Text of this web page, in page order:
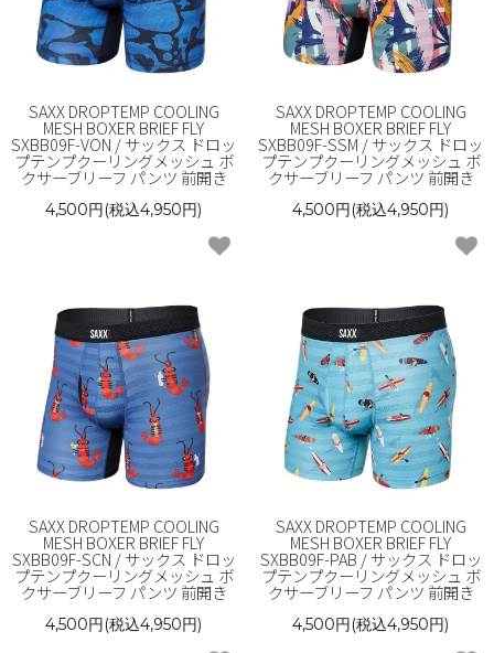
SAXX DROPTEMP COOLING
MESH BOXER BRIEF FLY
SXBB09F-VON / サックス ドロッ
プテンプクーリングメッシュ ボ
クサーブリーフ パンツ 前開き
4,500円(税込4,950円)
SAXX DROPTEMP COOLING
MESH BOXER BRIEF FLY
SXBB09F-SSM / サックス ドロッ
プテンプクーリングメッシュ ボ
クサーブリーフ パンツ 前開き
4,500円(税込4,950円)
SAXX DROPTEMP COOLING
MESH BOXER BRIEF FLY
SXBB09F-SCN / サックス ドロッ
プテンプクーリングメッシュ ボ
クサーブリーフ パンツ 前開き
4,500円(税込4,950円)
SAXX DROPTEMP COOLING
MESH BOXER BRIEF FLY
SXBB09F-PAB / サックス ドロッ
プテンプクーリングメッシュ ボ
クサーブリーフ パンツ 前開き
4,500円(税込4,950円)